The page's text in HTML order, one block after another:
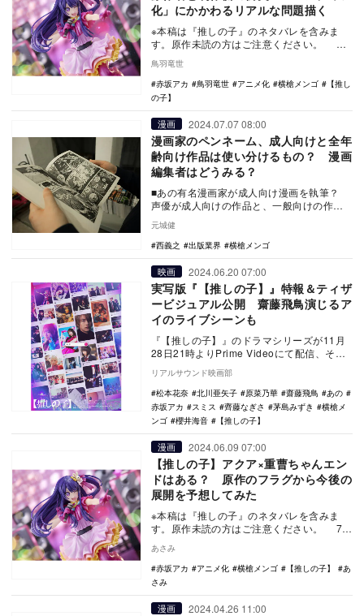
化」にかかわるリアルな問題描く
※本稿は『推しの子』のネタバレを含みま
す。原作未読の方はご注意ください。 伝
説アイドルの星野アイを目指してアイドル
を目指す星…
鳥羽竜世
赤坂アカ
鳥羽竜世 アニメ化 横槍メンゴ
【推し
の子】
漫画 2024.07.07 08:00
漫画家のペンネーム、成人向けと全年
齢向け作品は使い分けるもの？ 漫画
編集者はどうみる？
■あの有名漫画家が成人向け漫画を執筆？
声優が成人向けの作品と、一般向けの作品
元城健
西義之
出版業界 横槍メンゴ
映画 2024.06.20 07:00
実写版『【推しの子】』特報＆ティザ
ービジュアル公開 齋藤飛鳥演じるア
イのライブシーンも
『【推しの子】』のドラマシリーズが11月
28日21時よりPrime Videoにて配信、その
続きを描いた映画が12月20日に公開…
リアルサウンド映画部
松本花奈
北川亜矢子 原菜乃華 齋藤飛鳥
あの
赤坂アカ
スミス 齊藤なぎさ 茅島みずき
横槍メ
ンゴ
櫻井海音 【推しの子】
漫画 2024.06.09 07:00
【推しの子】アクア×重曹ちゃんエン
ドはある？ 原作のフラグから今後の
展開を予想してみた
※本稿は『推しの子』のネタバレを含みま
す。原作未読の方はご注意ください。 7月
『推しの…
あさみ
赤坂アカ
アニメ化 横槍メンゴ 【推しの子】
あ
さみ
漫画 2024.04.26 11:00